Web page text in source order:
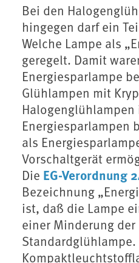
Bei den
hingegen darf ein
Welche Lampe als
geregelt. Damit
Energiesparlampe
Glühlampen mit
Energiesparlampen
als
Vorschaltgerät
Die EG-Verordnung
Bezeichnung
ist, daß die Lampe
einer Minderung